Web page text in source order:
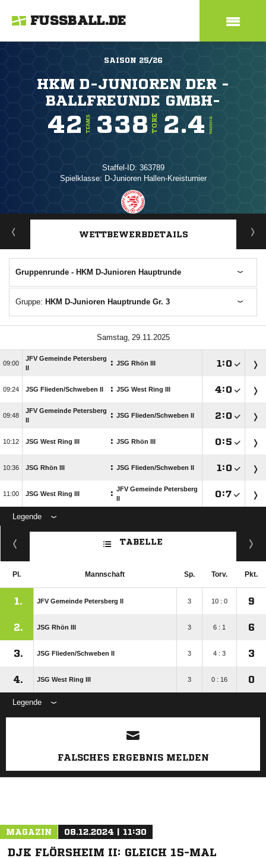
FUSSBALL.DE
SAISON 25/26
HKM D-JUNIOREN DER -
BALLFREUNDE GMBH-
42 TEAMS 338 TORE 2.4 TORE/SPIEL
Staffel-ID: 363789
Spielklasse: D-Junioren Hallen-Kreisturnier
ANZEIGE
WETTBEWERBDETAILS
Gruppenrunde - HKM D-Junioren Hauptrunde
Gruppe: HKM D-Junioren Hauptrunde Gr. 3
 

JFV Gemeinde Petersberg
II
: JSG Rhön III  :
 JSG Flieden/​Schweben II : JSG West Ring III :

JFV Gemeinde Petersberg
II
: JSG Flieden/​Schweben II :
 JSG West Ring III : JSG Rhön III :
 JSG Rhön III : JSG Flieden/​Schweben II  :
 JSG West Ring III : JFV Gemeinde Petersberg
II
:
Legende
ANZEIGE
TABELLE
Pl. Mannschaft Sp. Torv. Pkt.
1. JFV Gemeinde Petersberg II 3 10 : 0 9
2. JSG Rhön III 3 6 : 1 6
3. JSG Flieden/​Schweben II 3 4 : 3 3
4. JSG West Ring III 3 0 : 16 0
Legende
ANZEIGE
FALSCHES ERGEBNIS MELDEN
MAGAZIN 08.12.2024 | 11:30
DJK FLÖRSHEIM II: GLEICH 15-MAL